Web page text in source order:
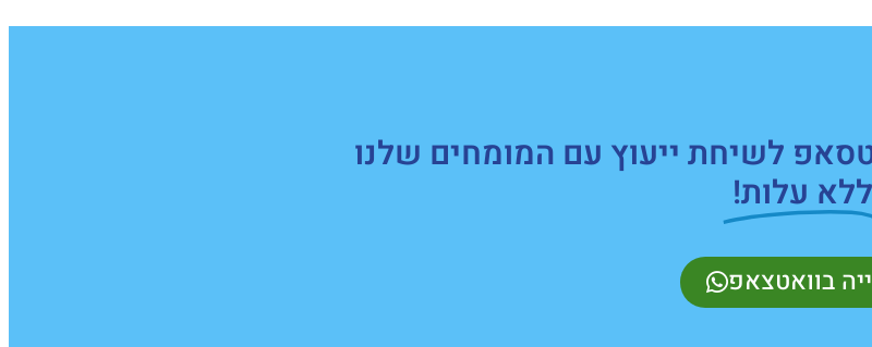
לשיחת ייעוץ עם המומחים שלנו
ללא עלות!
בוואטצאפ